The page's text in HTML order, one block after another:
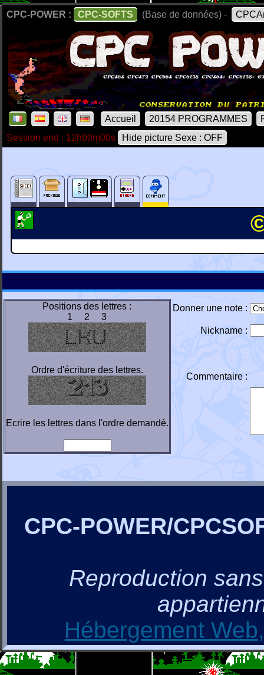
CPC-POWER : CPC-SOFTS (Base de données) -
Accueil 20154 PROGRAMMES
Session end : 12h00m00s
Hide picture Sexe : OFF
Positions des lettres :
1 2 3
Ordre d'écriture des lettres.
Ecrire les lettres dans l'ordre demandé.
Donner une note :
Nickname :
Commentaire :
CPC-POWER/
Reproduction
Hébergement